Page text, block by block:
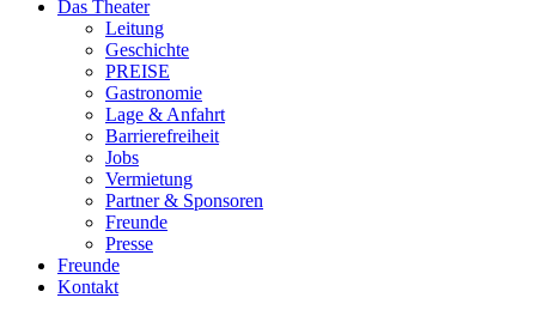
Das Theater
Leitung
Geschichte
PREISE
Gastronomie
Lage & Anfahrt
Barrierefreiheit
Jobs
Vermietung
Partner & Sponsoren
Freunde
Presse
Freunde
Kontakt